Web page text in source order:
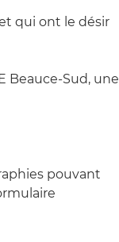
qui ont le désir
Beauce-Sud, une
pouvant